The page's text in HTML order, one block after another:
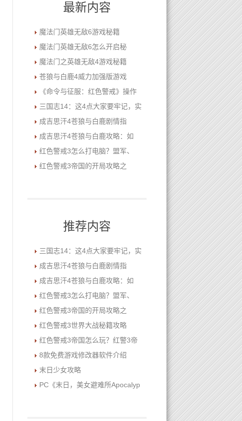
最新内容
魔法门英雄无敌6游戏秘籍
魔法门英雄无敌6怎么开启秘
魔法门之英雄无敌4游戏秘籍
苍狼与白鹿4威力加强版游戏
《命令与征服：红色警戒》操作
三国志14：这4点大家要牢记，实
成吉思汗4苍狼与白鹿剧情指
成吉思汗4苍狼与白鹿攻略：如
红色警戒3怎么打电脑？盟军、
红色警戒3帝国的开局攻略之
推荐内容
三国志14：这4点大家要牢记，实
成吉思汗4苍狼与白鹿剧情指
成吉思汗4苍狼与白鹿攻略：如
红色警戒3怎么打电脑？盟军、
红色警戒3帝国的开局攻略之
红色警戒3世界大战秘籍攻略
红色警戒3帝国怎么玩？红警3帝
8款免费游戏修改器软件介绍
末日少女攻略
PC《末日，美女避难所Apocalyp